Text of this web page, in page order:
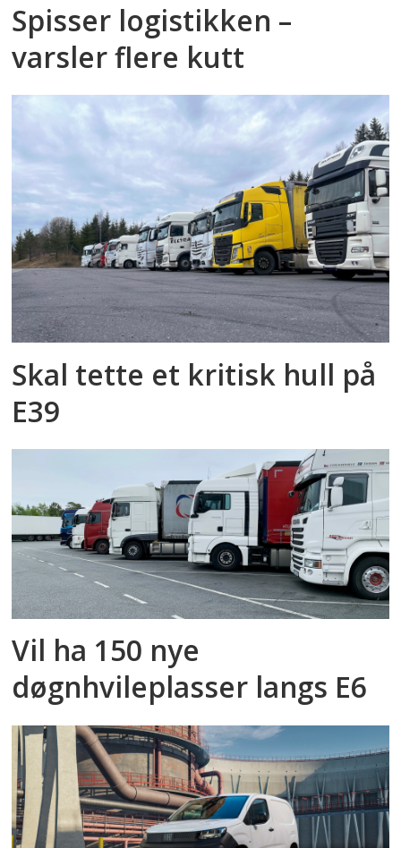
Spisser logistikken –
varsler flere kutt
Skal tette et kritisk hull på
E39
Vil ha 150 nye
døgnhvileplasser langs E6